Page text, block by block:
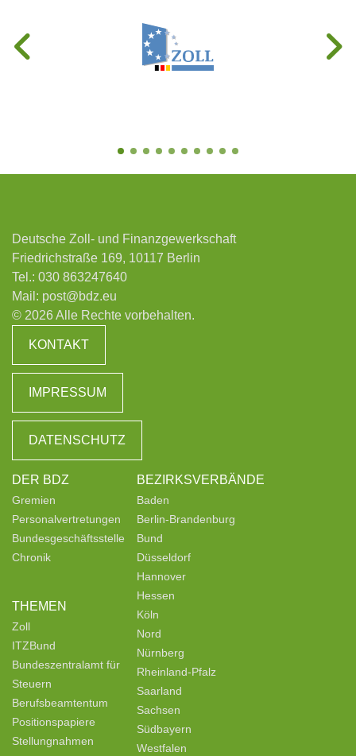
Deutsche Zoll- und Finanzgewerkschaft
Friedrichstraße 169, 10117 Berlin
Tel.: 030 863247640
Mail: post@bdz.eu
© 2026 Alle Rechte vorbehalten.
KONTAKT
IMPRESSUM
DATENSCHUTZ
DER BDZ
Gremien
Personalvertretungen
Bundesgeschäftsstelle
Chronik
THEMEN
Zoll
ITZBund
Bundeszentralamt für
Steuern
Berufsbeamtentum
Positionspapiere
Stellungnahmen
BEZIRKSVERBÄNDE
Baden
Berlin-Brandenburg
Bund
Düsseldorf
Hannover
Hessen
Köln
Nord
Nürnberg
Rheinland-Pfalz
Saarland
Sachsen
Südbayern
Westfalen